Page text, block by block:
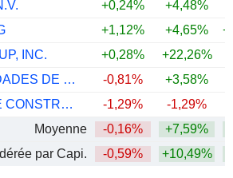
+0,24% +4,48%
+1,12% +4,65%
INC.
+0,28% +22,26%
ACS, ACTIVIDADES DE CONSTRUCCIÓN Y SERVICIOS, S.A.
-0,81% +3,58%
CHINA STATE CONSTRUCTION ENGINEERING CORPORATION LIMITED
-1,29% -1,29%
Moyenne
-0,16% +7,59%
par Capi.
-0,59% +10,49%